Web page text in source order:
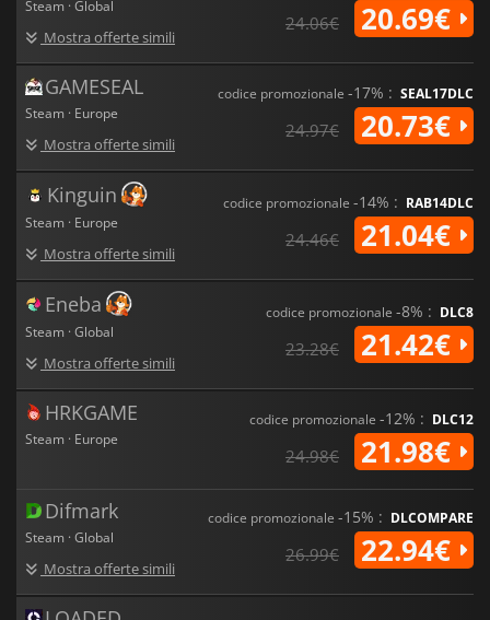
Steam · Global
Mostra offerte simili
24.06€ 20.69€
GAMESEAL
Steam · Europe
Mostra offerte simili
codice promozionale -17% : SEAL17DLC
24.97€ 20.73€
Kinguin
Steam · Europe
Mostra offerte simili
codice promozionale -14% : RAB14DLC
24.46€ 21.04€
Eneba
Steam · Global
Mostra offerte simili
codice promozionale -8% : DLC8
23.28€ 21.42€
HRKGAME
Steam · Europe
codice promozionale -12% : DLC12
24.98€ 21.98€
Difmark
Steam · Global
Mostra offerte simili
codice promozionale -15% : DLCOMPARE
26.99€ 22.94€